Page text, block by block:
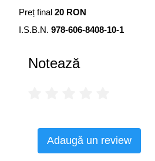
Preț final 20 RON
I.S.B.N. 978-606-8408-10-1
Notează
Adaugă un review